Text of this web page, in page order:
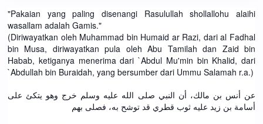
"Pakaian yang paling disenangi Rasulullah shollallohu alaihi
wasallam adalah Gamis."
(Diriwayatkan oleh Muhammad bin Humaid ar Razi, dari al Fadhal
bin Musa, diriwayatkan pula oleh Abu Tamilah dan Zaid bin
Habab, ketiganya menerima dari `Abdul Mu'min bin Khalid, dari
`Abdullah bin Buraidah, yang bersumber dari Ummu Salamah r.a.)
عن أنس بن مالك، أن النبي صلى الله عليه وسلم خرج وهو يتكئ على
أسامة بن زيد عليه ثوب قطري قد توشح به، فصلى بهم